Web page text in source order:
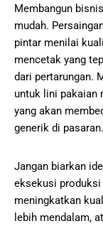
Membangun bisnis
mudah.
pintar menilai
mencetak yang
dari pertarungan.
untuk lini pakaian
yang akan
generik di pasaran.
Jangan biarkan
eksekusi
meningkatkan
lebih mendalam,